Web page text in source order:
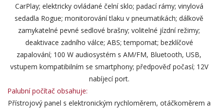
CarPlay; elektricky ovládané čelní sklo; padací rámy; vinylová
sedadla Rogue; monitorování tlaku v pneumatikách; dálkově
zamykatelné pevné sedlové brašny; volitelné jízdní režimy;
deaktivace zadního válce; ABS; tempomat; bezklíčové
zapalování; 100 W audiosystém s AM/FM, Bluetooth, USB,
vstupem kompatibilním se smartphony; předpověď počasí; 12V
nabíjecí port.
Palubní počítač obsahuje:
Přístrojový panel s elektronickým rychloměrem, otáčkoměrem a